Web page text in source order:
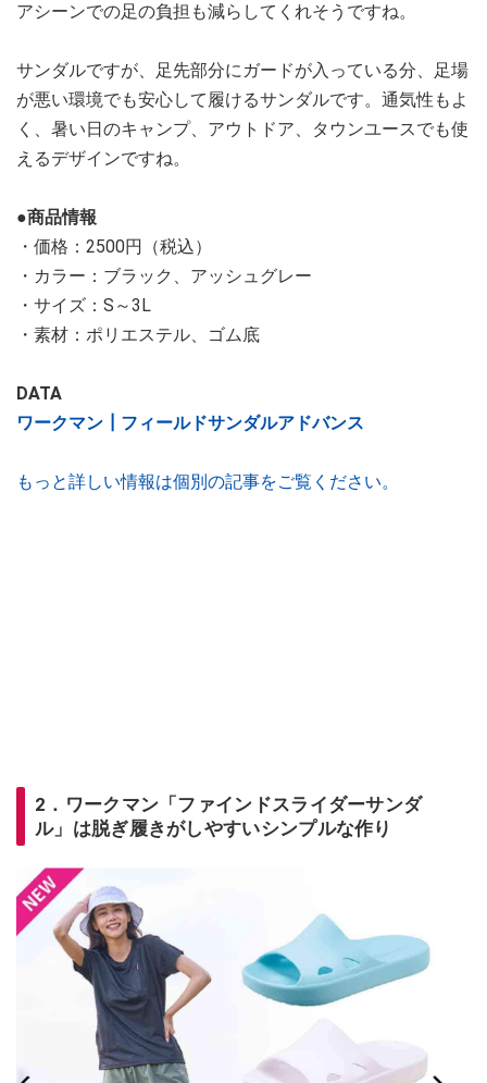
アシーンでの足の負担も減らしてくれそうですね。
サンダルですが、足先部分にガードが入っている分、足場
が悪い環境でも安心して履けるサンダルです。通気性もよ
く、暑い日のキャンプ、アウトドア、タウンユースでも使
えるデザインですね。
●商品情報
・価格：2500円（税込）
・カラー：ブラック、アッシュグレー
・サイズ：S～3L
・素材：ポリエステル、ゴム底
DATA
ワークマン┃フィールドサンダルアドバンス
もっと詳しい情報は個別の記事をご覧ください。
2．ワークマン「ファインドスライダーサンダ
ル」は脱ぎ履きがしやすいシンプルな作り